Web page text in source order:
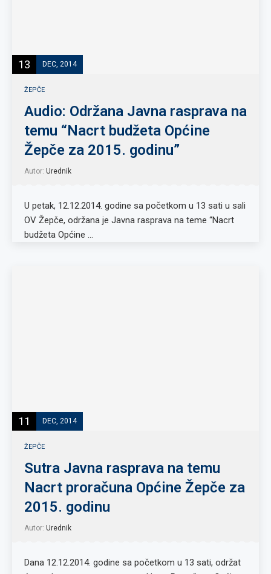
13 DEC, 2014
ŽEPČE
Audio: Održana Javna rasprava na
temu “Nacrt budžeta Općine
Žepče za 2015. godinu”
Autor: Urednik
U petak, 12.12.2014. godine sa početkom u 13 sati u sali
OV Žepče, održana je Javna rasprava na teme “Nacrt
budžeta Općine …
11 DEC, 2014
ŽEPČE
Sutra Javna rasprava na temu
Nacrt proračuna Općine Žepče za
2015. godinu
Autor: Urednik
Dana 12.12.2014. godine sa početkom u 13 sati, održat